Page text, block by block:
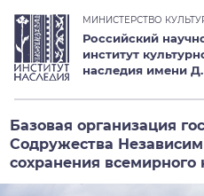
МИНИСТЕРСТВО
Российский
институт
наследия имени
Базовая организация
Содружества
сохранения всемирного